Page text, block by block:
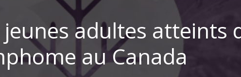
adultes atteints
au Canada